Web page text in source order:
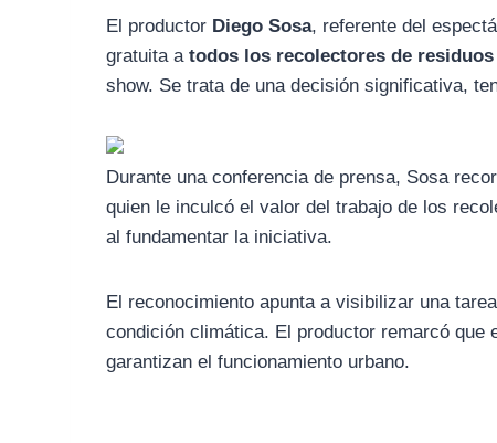
k
m
p
El productor Diego Sosa, referente del
gratuita atodos los recolectores de residuos
show. Se trata de una decisión significativa,
Durante una conferencia de prensa, Sosa
quien le inculcó el valor del trabajo de los
al fundamentar la iniciativa.
El reconocimiento apunta a visibilizar una
condición climática. El productor remarcó que
garantizan el funcionamiento urbano.